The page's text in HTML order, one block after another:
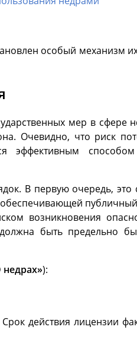
особый механизм
мер в сфере
Очевидно, что риск
эффективным
В первую очередь, это
обеспечивающей
возникновения
быть предельно
недрах»):
Срок действия лицензии